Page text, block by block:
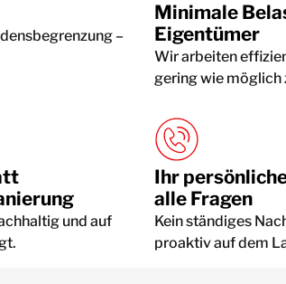
–
Minimale
Eigentümer
Wir arbeiten
gering wie möglich
und auf
Ihr
alle Fragen
Kein ständiges
proaktiv auf dem